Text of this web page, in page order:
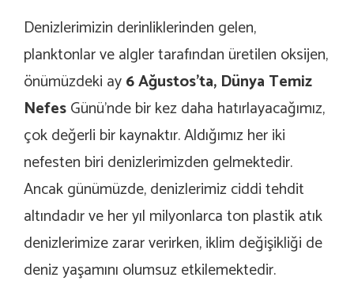
Denizlerimizin derinliklerinden gelen,
planktonlar ve algler tarafından üretilen oksijen,
önümüzdeki ay6Ağustos’ta, Dünya Temiz
NefesGünü’ndebir kez daha hatırlayacağımız,
çok değerli bir kaynaktır. Aldığımız her iki
nefesten biri denizlerimizden gelmektedir.
Ancak günümüzde, denizlerimiz ciddi tehdit
altındadır ve her yıl milyonlarca ton plastik atık
denizlerimize zarar verirken, iklim değişikliği de
deniz yaşamını olumsuz etkilemektedir.